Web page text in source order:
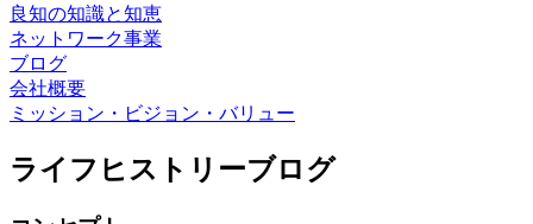
良知の知識と知恵
ネットワーク事業
ブログ
会社概要
ミッション・ビジョン・バリュー
ライフヒストリーブログ